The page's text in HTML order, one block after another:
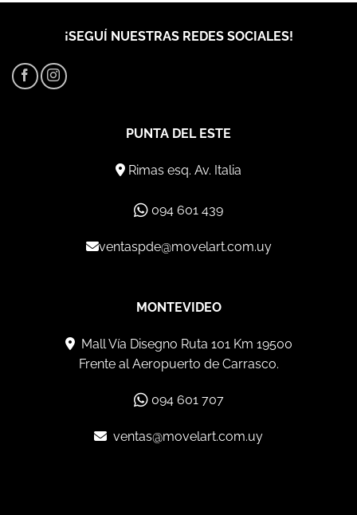
¡SEGUÍ NUESTRAS REDES SOCIALES!
PUNTA DEL ESTE
Rimas esq. Av. Italia
094 601 439
ventaspde@movelart.com.uy
MONTEVIDEO
Mall Vía Disegno Ruta 101 Km 19500
Frente al Aeropuerto de Carrasco.
094 601 707
ventas@movelart.com.uy